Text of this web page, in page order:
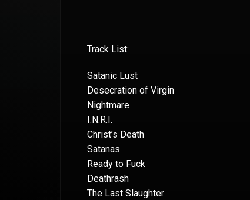
Track List:
Satanic Lust
Desecration of Virgin
Nightmare
I.N.R.I.
Christ’s Death
Satanas
Ready to Fuck
Deathrash
The Last Slaughter